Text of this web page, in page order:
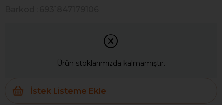
Ürün stoklarımızda kalmamıştır.
İstek Listeme Ekle